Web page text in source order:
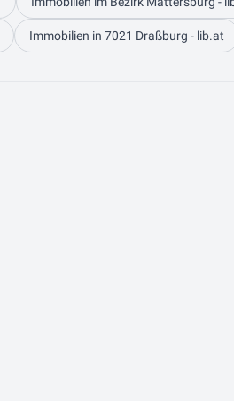
Immobilien in 7021 Draßburg - lib.at